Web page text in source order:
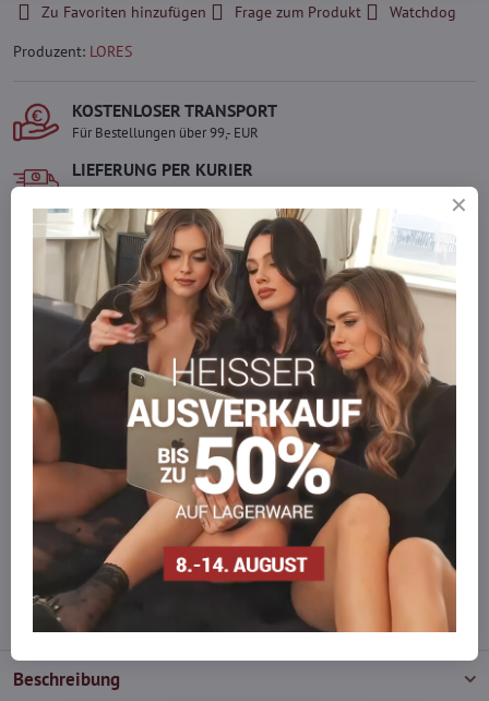
Zu Favoriten hinzufügen Frage zum Produkt
Watchdog
Produzent: LORES
KOSTENLOSER TRANSPORT
Für Bestellungen über 99,- EUR
LIEFERUNG PER KURIER
Schnell und direkt nach Hause.
SICHERE ZAHLUNGEN
Gesicherte Online-Zahlungen
Ware auf Lager
Wir versenden sofort
Werden Sie Teil von everlady
Werden Sie Teil von everlady und genießen Sie einen
5 %
Mitgliedervorteilbei jedem Einkauf.
Der Vorteil wird automatisch im Warenkorb angewendet.
Möchten Sie mehr bestellen, als wir
auf Lager haben?
Zögern Sie nicht, uns zu kontaktieren, wir füllen die Ware für Sie
wieder auf!
info​@everlady​.eu
Beschreibung